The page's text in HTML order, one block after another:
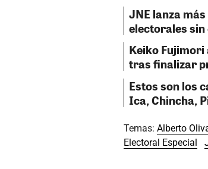
JNE lanza
electorales sin
Keiko
tras finalizar
Estos son los
Ica, Chincha,
Temas: Alberto
Electoral Especial